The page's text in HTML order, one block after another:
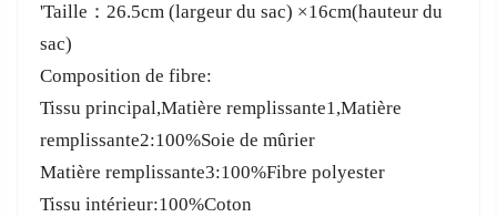
'Taille：26.5cm (largeur du sac) ×16cm(hauteur du
sac)
Composition de fibre:
Tissu principal,Matière remplissante1,Matière
remplissante2:100%Soie de mûrier
Matière remplissante3:100%Fibre polyester
Tissu intérieur:100%Coton